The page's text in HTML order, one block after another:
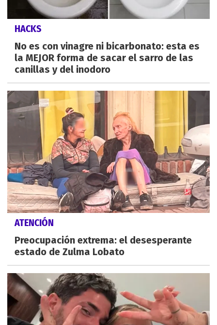
HACKS
No es con vinagre ni bicarbonato: esta es
la MEJOR forma de sacar el sarro de las
canillas y del inodoro
ATENCIÓN
Preocupación extrema: el desesperante
estado de Zulma Lobato